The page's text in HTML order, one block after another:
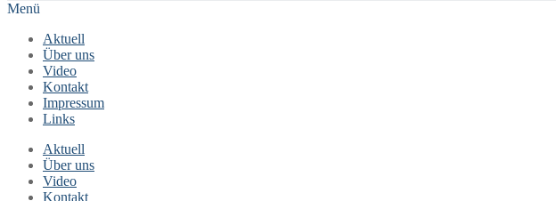
Menü
Aktuell
Über uns
Video
Kontakt
Impressum
Links
Aktuell
Über uns
Video
Kontakt